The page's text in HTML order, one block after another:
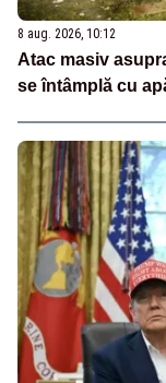
8 aug. 2026, 10:12
Atac masiv
se întâmplă cu